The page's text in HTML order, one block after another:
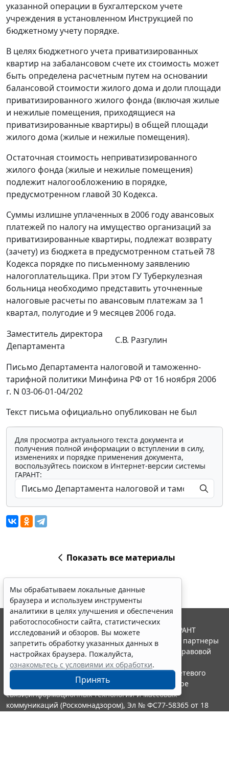
указанной операции в бухгалтерском учете
учреждения в установленном Инструкцией по
бюджетному учету порядке.
В целях бюджетного учета приватизированных
квартир на забалансовом счете их стоимость может
быть определена расчетным путем на основании
балансовой стоимости жилого дома и доли площади
приватизированного жилого фонда (включая жилые
и нежилые помещения, приходящиеся на
приватизированные квартиры) в общей площади
жилого дома (жилые и нежилые помещения).
Остаточная стоимость неприватизированного
жилого фонда (жилые и нежилые помещения)
подлежит налогообложению в порядке,
предусмотренном главой 30 Кодекса.
Суммы излишне уплаченных в 2006 году авансовых
платежей по налогу на имущество организаций за
приватизированные квартиры, подлежат возврату
(зачету) из бюджета в предусмотренном статьей 78
Кодекса порядке по письменному заявлению
налогоплательщика. При этом ГУ Туберкулезная
больница необходимо представить уточненные
налоговые расчеты по авансовым платежам за 1
квартал, полугодие и 9 месяцев 2006 года.
Заместитель директора
Департамента
С.В. Разгулин
Письмо Департамента налоговой и таможенно-
тарифной политики Минфина РФ от 16 ноября 2006
г. N 03-06-01-04/202
Текст письма официально опубликован не был
Для просмотра актуального текста документа и
получения полной информации о вступлении в силу,
изменениях и порядке применения документа,
воспользуйтесь поиском в Интернет-версии системы
ГАРАНТ:
Показать все материалы
Мы обрабатываем локальные данные
браузера и используем инструменты
аналитики в целях улучшения и обеспечения
работоспособности сайта, статистических
исследований и обзоров. Вы можете
запретить обработку указанных данных в
настройках браузера. Пожалуйста,
ознакомьтесь с условиями их обработки.
Принять
© ООО "НПП "ГАРАНТ-СЕРВИС", 2026. Система ГАРАНТ
выпускается с 1990 года. Компания "Гарант" и ее партнеры
являются участниками Российской ассоциации правовой
информации ГАРАНТ.
Портал ГАРАНТ.РУ зарегистрирован в качестве сетевого
издания Федеральной службой по надзору в сфере
связи,информационных технологий и массовых
коммуникаций (Роскомнадзором), Эл № ФС77-58365 от 18